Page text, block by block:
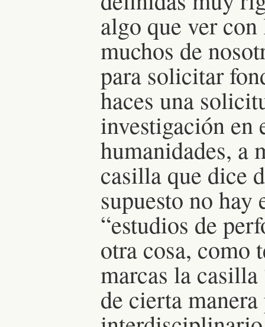
algo que ver
muchos de
para solicitar
haces una
investigación en
humanidades, a
casilla que dice
supuesto no hay
“estudios de
otra cosa, como
marcas la
de cierta